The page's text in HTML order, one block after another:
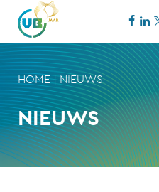
NIEUWS
HOME|NIEUWS